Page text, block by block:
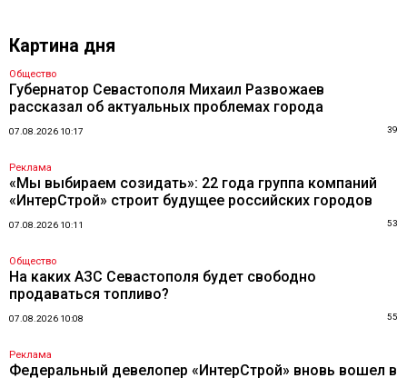
Картина дня
Общество
Губернатор Севастополя Михаил Развожаев
рассказал об актуальных проблемах города
07.08.2026 10:17 39
Реклама
«Мы выбираем созидать»: 22 года группа компаний
«ИнтерСтрой» строит будущее российских городов
07.08.2026 10:11 53
Общество
На каких АЗС Севастополя будет свободно
продаваться топливо?
07.08.2026 10:08 55
Реклама
Федеральный девелопер «ИнтерСтрой» вновь вошел в